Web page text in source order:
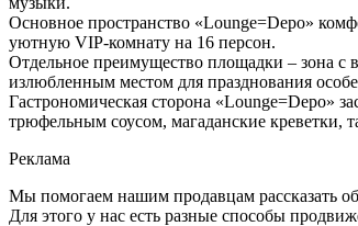
Основное пространство «Lounge=Depo»
уютную VIP-комнату на 16 персон.
Отдельное преимущество площадки – зона
излюбленным местом для празднования
Гастрономическая сторона «Lounge=Depo»
трюфельным соусом, магаданские креветки,
Реклама
Мы помогаем нашим продавцам рассказать
Для этого у нас есть разные способы